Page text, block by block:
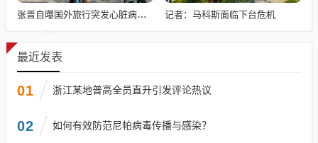
张晋自曝国外旅行突发心脏病险丧命 记者：马科斯面临下台危机
最近发表
01 浙江某地普高全员直升引发评论热议
02 如何有效防范尼帕病毒传播与感染？